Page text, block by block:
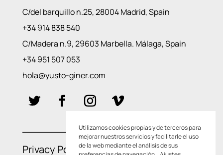
C/del barquillo n.25, 28004 Madrid, Spain
+34 914 838 540
C/Madera n.9, 29603 Marbella. Málaga, Spain
+34 951 507 053
hola@yusto-giner.com
Privacy Policies–Cookie Policies
Utilizamos cookies propias y de terceros para
mejorar nuestros servicios y facilitarle el uso
de la web mediante el análisis de sus